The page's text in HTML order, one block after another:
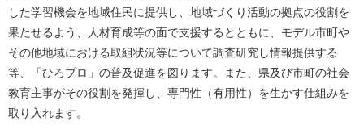
した学習機会を地域住民に提供し、地域づくり活動の拠点の役割を
果たせるよう、人材育成等の面で支援するとともに、モデル市町や
その他地域における取組状況等について調査研究し情報提供する
等、「ひろプロ」の普及促進を図ります。また、県及び市町の社会
教育主事がその役割を発揮し、専門性（有用性）を生かす仕組みを
取り入れます。